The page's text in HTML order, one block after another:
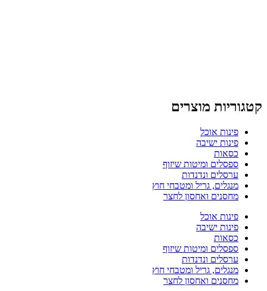
קטגוריות מוצרים
פינות אוכל
פינות ישיבה
כסאות
ספסלים ומיטות שיזוף
ערסלים ונדנדות
מנגלים, גריל ומטבחי חוץ
מחסנים ואחסון לחצר
פינות אוכל
פינות ישיבה
כסאות
ספסלים ומיטות שיזוף
ערסלים ונדנדות
מנגלים, גריל ומטבחי חוץ
מחסנים ואחסון לחצר